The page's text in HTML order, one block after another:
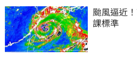
颱風逼近
課標準